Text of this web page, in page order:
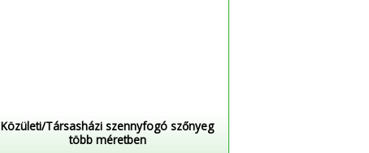
Közületi/Társasházi szennyfogó szőnyeg
több méretben